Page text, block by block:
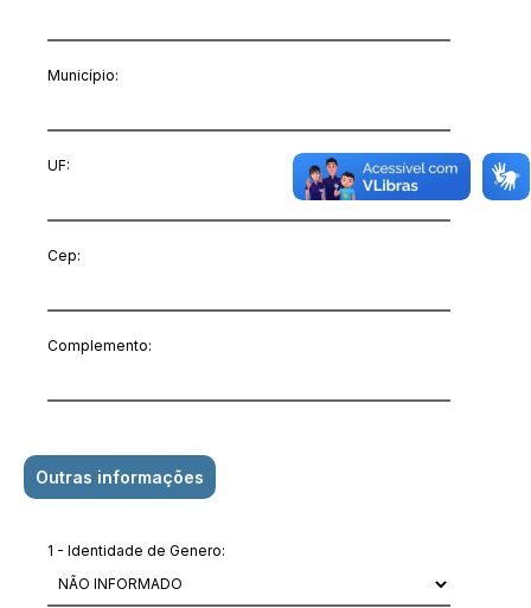
Município:
UF:
Cep:
Complemento:
Outras informações
1 - Identidade de Genero: